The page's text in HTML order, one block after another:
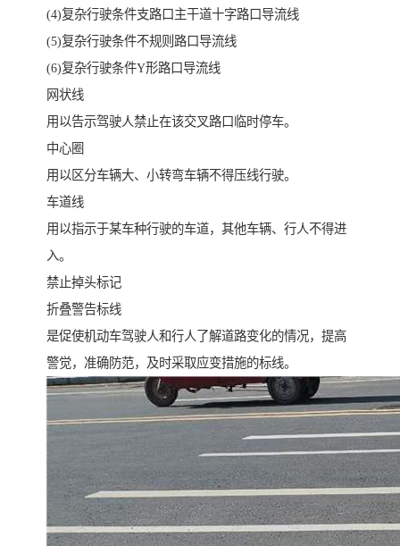
(4)复杂行驶条件支路口主干道十字路口导流线
(5)复杂行驶条件不规则路口导流线
(6)复杂行驶条件Y形路口导流线
网状线
用以告示驾驶人禁止在该交叉路口临时停车。
中心圈
用以区分车辆大、小转弯车辆不得压线行驶。
车道线
用以指示于某车种行驶的车道，其他车辆、行人不得进
入。
禁止掉头标记
折叠警告标线
是促使机动车驾驶人和行人了解道路变化的情况，提高
警觉，准确防范，及时采取应变措施的标线。